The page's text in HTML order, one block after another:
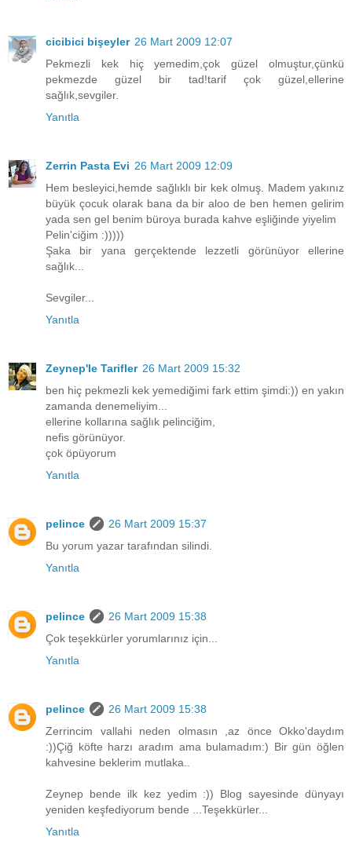
cicibici bişeyler 26 Mart 2009 12:07
Pekmezli kek hiç yemedim,çok güzel olmuştur,çünkü
pekmezde güzel bir tad!tarif çok güzel,ellerine
sağlık,sevgiler.
Yanıtla
Zerrin Pasta Evi 26 Mart 2009 12:09
Hem besleyici,hemde sağlıklı bir kek olmuş. Madem yakınız
büyük çocuk olarak bana da bir aloo de ben hemen gelirim
yada sen gel benim büroya burada kahve eşliğinde yiyelim
Pelin'ciğim :)))))
Şaka bir yana gerçektende lezzetli görünüyor ellerine
sağlık...
Sevgiler...
Yanıtla
Zeynep'le Tarifler 26 Mart 2009 15:32
ben hiç pekmezli kek yemediğimi fark ettim şimdi:)) en yakın
zamanda denemeliyim...
ellerine kollarına sağlık pelinciğim,
nefis görünüyor.
çok öpüyorum
Yanıtla
pelince
26 Mart 2009 15:37
Bu yorum yazar tarafından silindi.
Yanıtla
pelince
26 Mart 2009 15:38
Çok teşekkürler yorumlarınız için...
Yanıtla
pelince
26 Mart 2009 15:38
Zerrincim vallahi neden olmasın ,az önce Okko'daydım
:))Çiğ köfte harzı aradım ama bulamadım:) Bir gün öğlen
kahvesine beklerim mutlaka..
Zeynep bende ilk kez yedim :)) Blog sayesinde dünyayı
yeniden keşfediyorum bende ...Teşekkürler...
Yanıtla